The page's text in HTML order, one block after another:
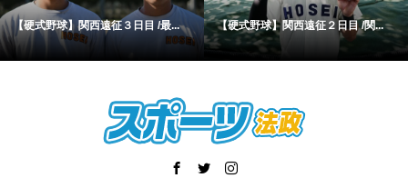
【硬式野球】関西遠征３日目 /最... 【硬式野球】関西遠征２日目 /関...